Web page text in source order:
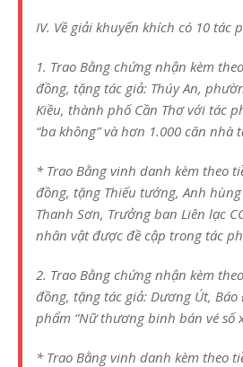
IV. Về giải khuyến khích có 10 tác
1. Trao Bằng chứng nhận kèm
đồng, tặng tác giả: Thúy An,
Kiều, thành phố Cần Thơ với tác
“ba không” và hơn 1.000 căn nhà
* Trao Bằng vinh danh kèm theo
đồng, tặng Thiếu tướng, Anh hùng
Thanh Sơn, Trưởng ban Liên lạc
nhân vật được đề cập trong tác
2. Trao Bằng chứng nhận kèm
đồng, tặng tác giả: Dương Út,
phẩm “Nữ thương binh bán vé số
* Trao Bằng vinh danh kèm theo